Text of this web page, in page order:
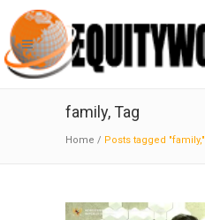
family, Tag
Home / Posts tagged "family,"